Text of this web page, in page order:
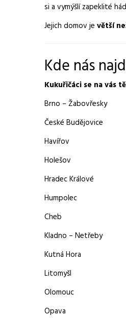
si a vymýšlí zapeklité
Jejich domov je větší
Kde nás
Kukuřičáci se na vás
Brno – Žabovřesky
České Budějovice
Havířov
Holešov
Hradec Králové
Humpolec
Cheb
Kladno – Netřeby
Kutná Hora
Litomyšl
Olomouc
Opava